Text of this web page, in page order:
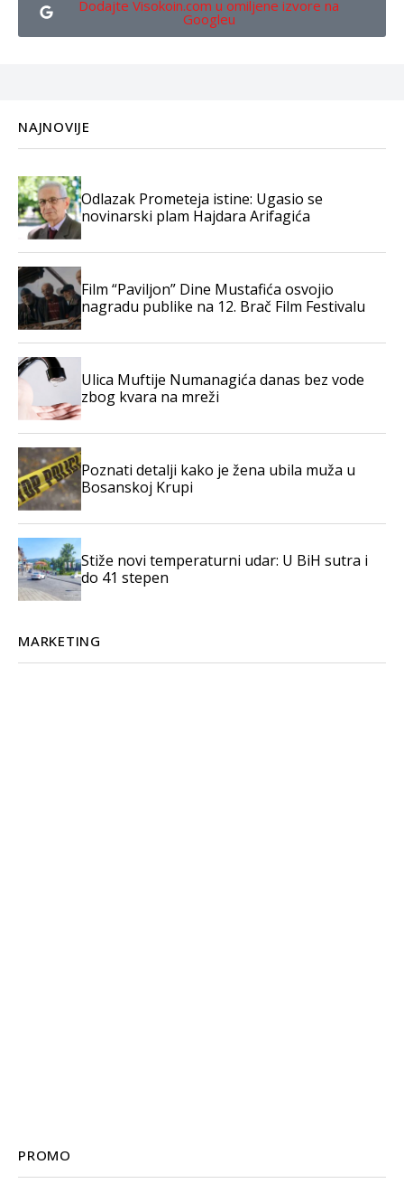
Dodajte Visokoin.com u omiljene izvore na
Googleu
NAJNOVIJE
Odlazak Prometeja istine: Ugasio se
novinarski plam Hajdara Arifagića
Film “Paviljon” Dine Mustafića osvojio
nagradu publike na 12. Brač Film Festivalu
Ulica Muftije Numanagića danas bez vode
zbog kvara na mreži
Poznati detalji kako je žena ubila muža u
Bosanskoj Krupi
Stiže novi temperaturni udar: U BiH sutra i
do 41 stepen
MARKETING
PROMO